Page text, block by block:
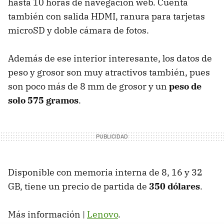
también con salida HDMI, ranura para tarjetas
microSD y doble cámara de fotos.
Además de ese interior interesante, los datos de
peso y grosor son muy atractivos también, pues
son poco más de 8 mm de grosor y un peso de
solo 575 gramos.
Disponible con memoria interna de 8, 16 y 32
GB, tiene un precio de partida de 350 dólares.
Más información | Lenovo.